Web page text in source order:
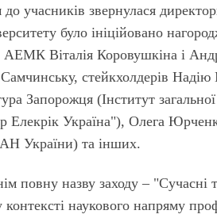
до учасників звернулася
було ініційовано
АЕМК Віталія Коровушкіна і
стейкхолдерів
Запорожця (Інститут
Елекрік Україна"), Олега
України) та інших.
повну назву заходу – "Сучасні
контексті наукового напряму